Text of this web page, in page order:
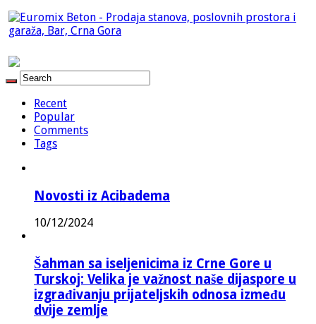
Recent
Popular
Comments
Tags
Novosti iz Acibadema
10/12/2024
Šahman sa iseljenicima iz Crne Gore u
Turskoj: Velika je važnost naše dijaspore u
izgrađivanju prijateljskih odnosa između
dvije zemlje